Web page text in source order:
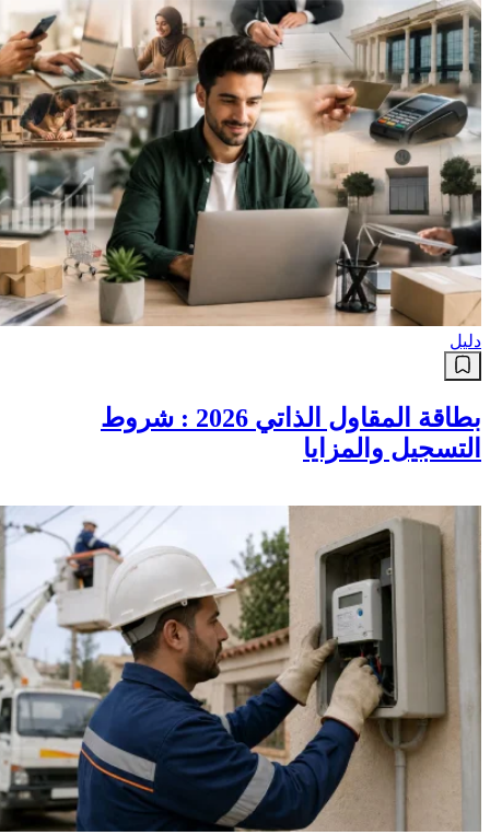
دليل
بطاقة المقاول الذاتي 2026 : شروط
التسجيل والمزايا